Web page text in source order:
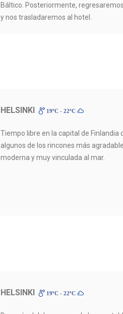
Báltico. Posteriormente,
y nos trasladaremos al hotel.
HELSINKI 19ºC - 22ºC
Tiempo libre en la capital de Finlandia
algunos de los rincones más
moderna y muy vinculada al mar.
HELSINKI 19ºC - 22ºC